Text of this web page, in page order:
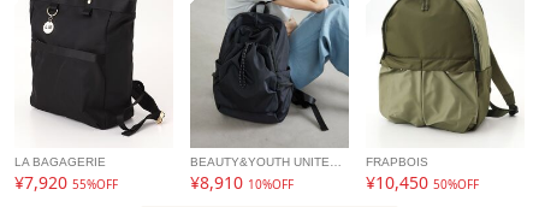
LA BAGAGERIE
¥7,920 55%OFF ¥8,910 10%OFF
FRAPBOIS
¥10,45050%OFF